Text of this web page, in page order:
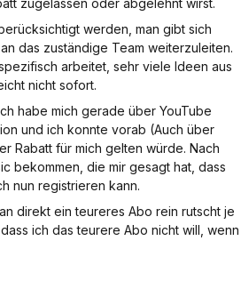
zugelassen oder abgelehnt wirst.
werden, man gibt sich
das zuständige Team weiterzuleiten.
arbeitet, sehr viele Ideen aus
nicht sofort.
habe mich gerade über YouTube
und ich konnte vorab (Auch über
Rabatt für mich gelten würde. Nach
bekommen, die mir gesagt hat, dass
nun registrieren kann.
direkt ein teureres Abo rein rutscht je
ich das teurere Abo nicht will, wenn